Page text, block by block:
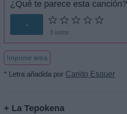
¿Qué te parece esta canción?
-
0 votos
Imprimir letra
* Letra añadida por Cariito Esquer
+ La Tepokena